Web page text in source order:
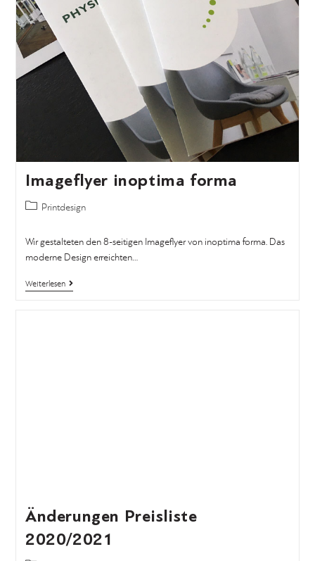
Imageflyer inoptima forma
Printdesign
Wir gestalteten den 8-seitigen Imageflyer von inoptima forma. Das
moderne Design erreichten…
Weiterlesen
Änderungen Preisliste
2020/2021